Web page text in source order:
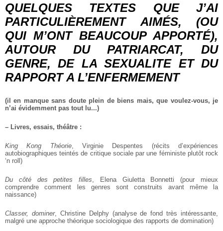
QUELQUES TEXTES QUE J’AI
PARTICULIÈREMENT AIMÉS, (OU
QUI M’ONT BEAUCOUP APPORTÉ),
AUTOUR DU PATRIARCAT, DU
GENRE, DE LA SEXUALITE ET DU
RAPPORT A L’ENFERMEMENT
(il en manque sans doute plein de biens mais, que voulez-vous, je
n’ai évidemment pas tout lu...)
– Livres, essais, théâtre :
King Kong Théorie, Virginie Despentes (récits d’expériences
autobiographiques teintés de critique sociale par une féministe plutôt rock
‘n roll)
Du côté des petites filles , Elena Giuletta Bonnetti (pour mieux
comprendre comment les genres sont construits avant même la
naissance)
Classer, dominer, Christine Delphy (analyse de fond très intéressante,
malgré une approche théorique sociologique des rapports de domination)